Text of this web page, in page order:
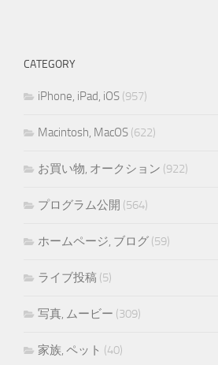
CATEGORY
iPhone, iPad, iOS (957)
Macintosh, MacOS (622)
お買い物, オークション (922)
プログラム公開 (564)
ホームページ, ブログ (59)
ライブ投稿 (5)
写真, ムービー (309)
家族, ペット (40)